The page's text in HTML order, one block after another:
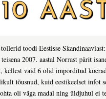
toodi Eestisse
2007. aastal Norrast pärit
kellest vaid 6 olid imporditud
tõusnud, kuid eestikeelset infot
oli väga madal ning üldjuhul ei